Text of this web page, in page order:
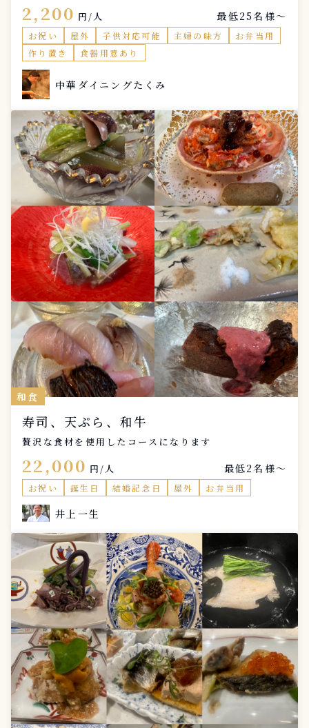
2,200 円/人 最低25名様〜
お祝い 屋外 子供対応可能 主婦の味方
お弁当用
作り置き
食器用意あり
中華ダイニングたくみ
和食
寿司、天ぷら、和牛
贅沢な食材を使用したコースになります
22,000 円/人 最低2名様〜
お祝い 誕生日 結婚記念日 屋外 お弁当用
井上一生